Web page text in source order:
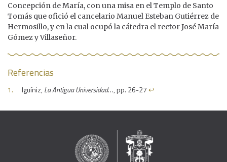
Concepción de María, con una misa en el Templo de Santo
Tomás que ofició el cancelario Manuel Esteban Gutiérrez de
Hermosillo, y en la cual ocupó la cátedra el rector José María
Gómez y Villaseñor.
Referencias
Iguíniz,La Antigua Universidad…, pp. 26-27↩︎